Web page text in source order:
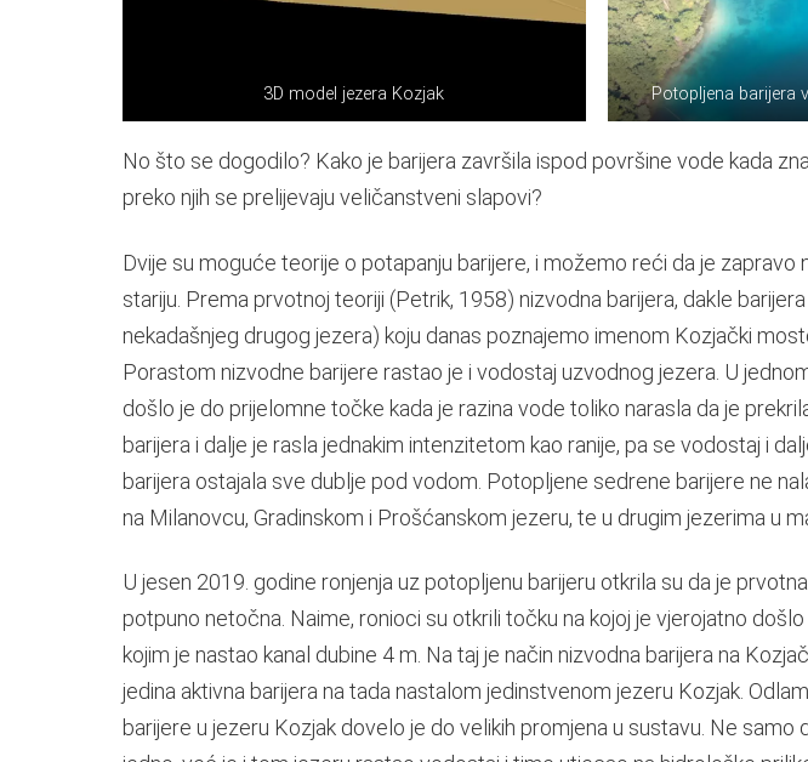
3D model jezera Kozjak Potopljena barijera
No što se dogodilo? Kako je barijera završila ispod površine vode kada
preko njih se prelijevaju veličanstveni slapovi?
Dvije su moguće teorije o potapanju barijere, i možemo reći da je zapravo
stariju. Prema prvotnoj teoriji (Petrik, 1958) nizvodna barijera, dakle barijera
nekadašnjeg drugog jezera) koju danas poznajemo imenom Kozjački
Porastom nizvodne barijere rastao je i vodostaj uzvodnog jezera. U
došlo je do prijelomne točke kada je razina vode toliko narasla da je
barijera i dalje je rasla jednakim intenzitetom kao ranije, pa se vodostaj i
barijera ostajala sve dublje pod vodom. Potopljene sedrene barijere ne
na Milanovcu, Gradinskom i Prošćanskom jezeru, te u drugim jezerima u
U jesen 2019. godine ronjenja uz potopljenu barijeru otkrila su da je
potpuno netočna. Naime, ronioci su otkrili točku na kojoj je vjerojatno
kojim je nastao kanal dubine 4 m. Na taj je način nizvodna barijera na
jedina aktivna barijera na tada nastalom jedinstvenom jezeru Kozjak.
barijere u jezeru Kozjak dovelo je do velikih promjena u sustavu. Ne samo